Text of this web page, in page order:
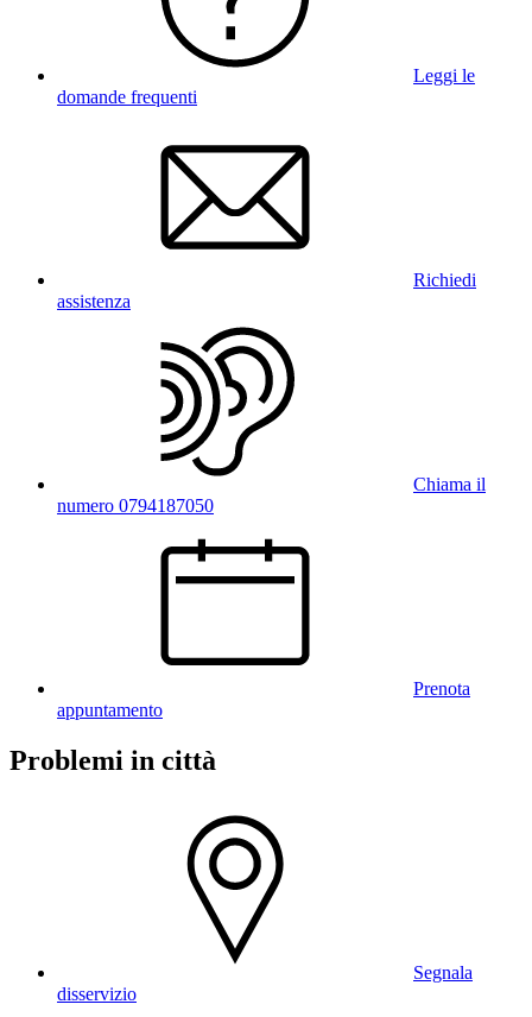
Leggi le
domande frequenti
Richiedi
assistenza
Chiama il
numero 0794187050
Prenota
appuntamento
Problemi in città
Segnala
disservizio